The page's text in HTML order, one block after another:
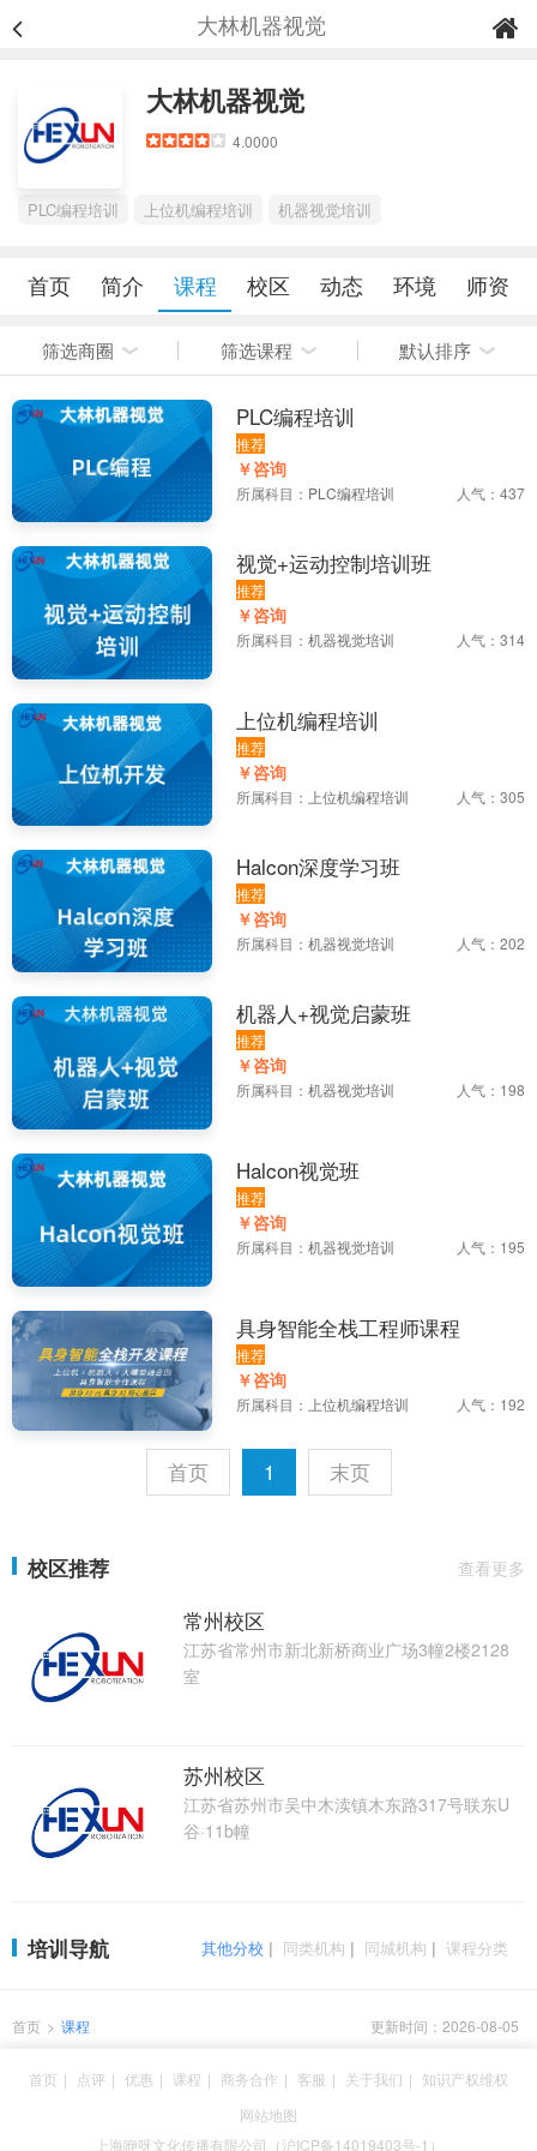
大林机器视觉
大林机器视觉
4.0000
PLC编程培训 上位机编程培训 机器视觉培训
首页 简介 课程 校区 动态 环境 师资
筛选商圈 筛选课程 默认排序
PLC编程培训
推荐
￥咨询
所属科目： PLC编程培训 人气：437
视觉+运动控制培训班
推荐
￥咨询
所属科目： 机器视觉培训 人气：314
上位机编程培训
推荐
￥咨询
所属科目： 上位机编程培训 人气：305
Halcon深度学习班
推荐
￥咨询
所属科目： 机器视觉培训 人气：202
机器人+视觉启蒙班
推荐
￥咨询
所属科目： 机器视觉培训 人气：198
Halcon视觉班
推荐
￥咨询
所属科目： 机器视觉培训 人气：195
具身智能全栈工程师课程
推荐
￥咨询
所属科目： 上位机编程培训 人气：192
首页 1 末页
校区推荐 查看更多
常州校区
江苏省常州市新北新桥商业广场3幢2楼2128
室
苏州校区
江苏省苏州市吴中木渎镇木东路317号联东U
谷·11b幢
其他分校 | 同类机构 | 同城机构 | 课程分类
培训导航
首页 > 课程 更新时间：2026-08-05
首页 | 点评 | 优惠 | 课程 | 商务合作 | 客服 | 关于我们 | 知识产权维权
网站地图
上海咿呀文化传播有限公司（沪ICP备14019403号-1）